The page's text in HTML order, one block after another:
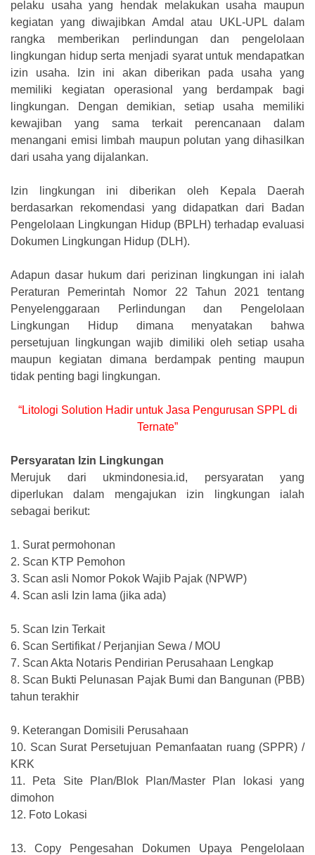
pelaku usaha yang hendak melakukan usaha maupun
kegiatan yang diwajibkan Amdal atau UKL-UPL dalam
rangka memberikan perlindungan dan pengelolaan
lingkungan hidup serta menjadi syarat untuk mendapatkan
izin usaha. Izin ini akan diberikan pada usaha yang
memiliki kegiatan operasional yang berdampak bagi
lingkungan. Dengan demikian, setiap usaha memiliki
kewajiban yang sama terkait perencanaan dalam
menangani emisi limbah maupun polutan yang dihasilkan
dari usaha yang dijalankan.
Izin lingkungan ini diberikan oleh Kepala Daerah
berdasarkan rekomendasi yang didapatkan dari Badan
Pengelolaan Lingkungan Hidup (BPLH) terhadap evaluasi
Dokumen Lingkungan Hidup (DLH).
Adapun dasar hukum dari perizinan lingkungan ini ialah
Peraturan Pemerintah Nomor 22 Tahun 2021 tentang
Penyelenggaraan Perlindungan dan Pengelolaan
Lingkungan Hidup dimana menyatakan bahwa
persetujuan lingkungan wajib dimiliki oleh setiap usaha
maupun kegiatan dimana berdampak penting maupun
tidak penting bagi lingkungan.
“Litologi Solution Hadir untuk Jasa Pengurusan SPPL di
Ternate”
Persyaratan Izin Lingkungan
Merujuk dari ukmindonesia.id, persyaratan yang
diperlukan dalam mengajukan izin lingkungan ialah
sebagai berikut:
1. Surat permohonan
2. Scan KTP Pemohon
3. Scan asli Nomor Pokok Wajib Pajak (NPWP)
4. Scan asli Izin lama (jika ada)
5. Scan Izin Terkait
6. Scan Sertifikat / Perjanjian Sewa / MOU
7. Scan Akta Notaris Pendirian Perusahaan Lengkap
8. Scan Bukti Pelunasan Pajak Bumi dan Bangunan (PBB)
tahun terakhir
9. Keterangan Domisili Perusahaan
10. Scan Surat Persetujuan Pemanfaatan ruang (SPPR) /
KRK
11.
Peta Site Plan/Blok Plan/Master Plan lokasi yang
dimohon
12. Foto Lokasi
13.
Copy Pengesahan Dokumen Upaya Pengelolaan